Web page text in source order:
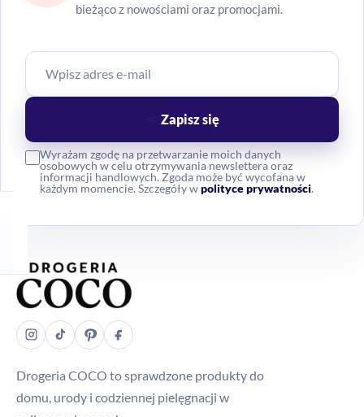
bieżąco z nowościami oraz promocjami.
Wyrażam zgodę na przetwarzanie moich danych
osobowych w celu otrzymywania newslettera oraz
informacji handlowych. Zgoda może być wycofana w
każdym momencie. Szczegóły wpolityce prywatności.
Zapisz się
Drogeria COCO to sprawdzone produkty do
domu, urody i codziennej pielęgnacji w